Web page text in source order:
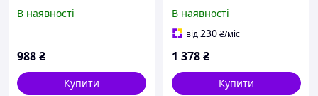
20439677, 92411CNT )
В наявності
988₴
Купити
20439677, A205-WS)
В наявності
від230₴/міс
1 378₴
Купити